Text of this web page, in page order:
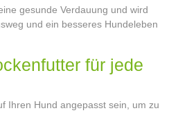
gesunde Verdauung und wird
und ein besseres Hundeleben
für jede
Ihren Hund angepasst sein, um zu